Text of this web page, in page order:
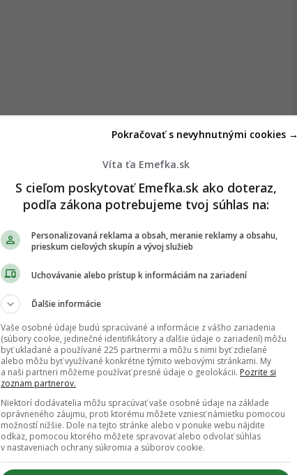
Víta ťa Emefka.sk
S cieľom poskytovať Emefka.sk ako doteraz,
podľa zákona potrebujeme tvoj súhlas na:
Personalizovaná reklama a obsah, meranie reklamy a obsahu,
prieskum cieľových skupín a vývoj služieb
Uchovávanie alebo prístup k informáciám na zariadení
Ďalšie informácie
Vaše osobné údaje budú spracúvané a informácie z vášho zariadenia
(súbory cookie, jedinečné identifikátory a ďalšie údaje o zariadení) môžu
byť ukladané a používané 225 partnermi a môžu s nimi byť zdieľané
alebo môžu byť využívané konkrétne týmito webovými stránkami. My
a naši partneri môžeme používať presné údaje o geolokácii. Pozrite si
zoznam partnerov.
Niektorí dodávatelia môžu spracúvať vaše osobné údaje na základe
oprávneného záujmu, proti ktorému môžete vzniesť námietku pomocou
možností nižšie. Dole na tejto stránke alebo v ponuke webu nájdite
odkaz, pomocou ktorého môžete spravovať alebo odvolať súhlas
v nastaveniach ochrany súkromia a súborov cookie.
Pokračovať s nevyhnutnými cookies →